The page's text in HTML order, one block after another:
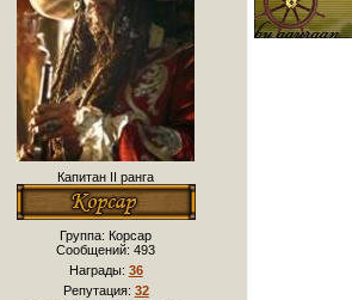
Капитан II ранга
Группа: Корсар
Сообщений:493
Награды: 36
Репутация: 32